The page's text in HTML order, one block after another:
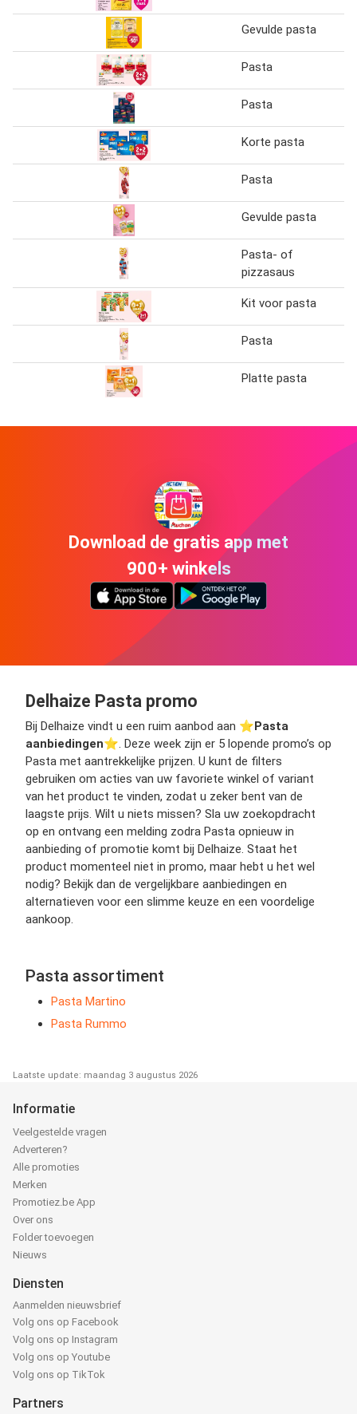
Gevulde pasta
Pasta
Pasta
Korte pasta
Pasta
Gevulde pasta
Pasta- of
pizzasaus
Kit voor pasta
Pasta
Platte pasta
Download de gratis app met
900+ winkels
Delhaize Pasta promo
Bij Delhaize vindt u een ruim aanbod aan ⭐️Pasta
aanbiedingen⭐️. Deze week zijn er 5 lopende promo’s op
Pasta met aantrekkelijke prijzen. U kunt de filters
gebruiken om acties van uw favoriete winkel of variant
van het product te vinden, zodat u zeker bent van de
laagste prijs. Wilt u niets missen? Sla uw zoekopdracht
op en ontvang een melding zodra Pasta opnieuw in
aanbieding of promotie komt bij Delhaize. Staat het
product momenteel niet in promo, maar hebt u het wel
nodig? Bekijk dan de vergelijkbare aanbiedingen en
alternatieven voor een slimme keuze en een voordelige
aankoop.
Pasta assortiment
Pasta Martino
Pasta Rummo
Laatste update: maandag 3 augustus 2026
Informatie
Veelgestelde vragen
Adverteren?
Alle promoties
Merken
Promotiez.be App
Over ons
Folder toevoegen
Nieuws
Diensten
Aanmelden nieuwsbrief
Volg ons op Facebook
Volg ons op Instagram
Volg ons op Youtube
Volg ons op TikTok
Partners